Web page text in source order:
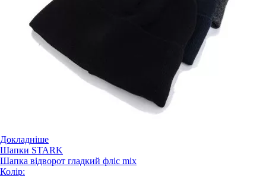
Докладніше
Шапки STARK
Шапка відворот гладкий фліс mix
Колір: